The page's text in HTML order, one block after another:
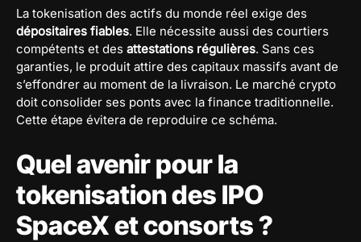
La tokenisation des actifs du monde réel exige des
dépositaires fiables. Elle nécessite aussi des courtiers
compétents et des attestations régulières. Sans ces
garanties, le produit attire des capitaux massifs avant de
s’effondrer au moment de la livraison. Le marché crypto
doit consolider ses ponts avec la finance traditionnelle.
Cette étape évitera de reproduire ce schéma.
Quel avenir pour la
tokenisation des IPO
SpaceX et consorts ?